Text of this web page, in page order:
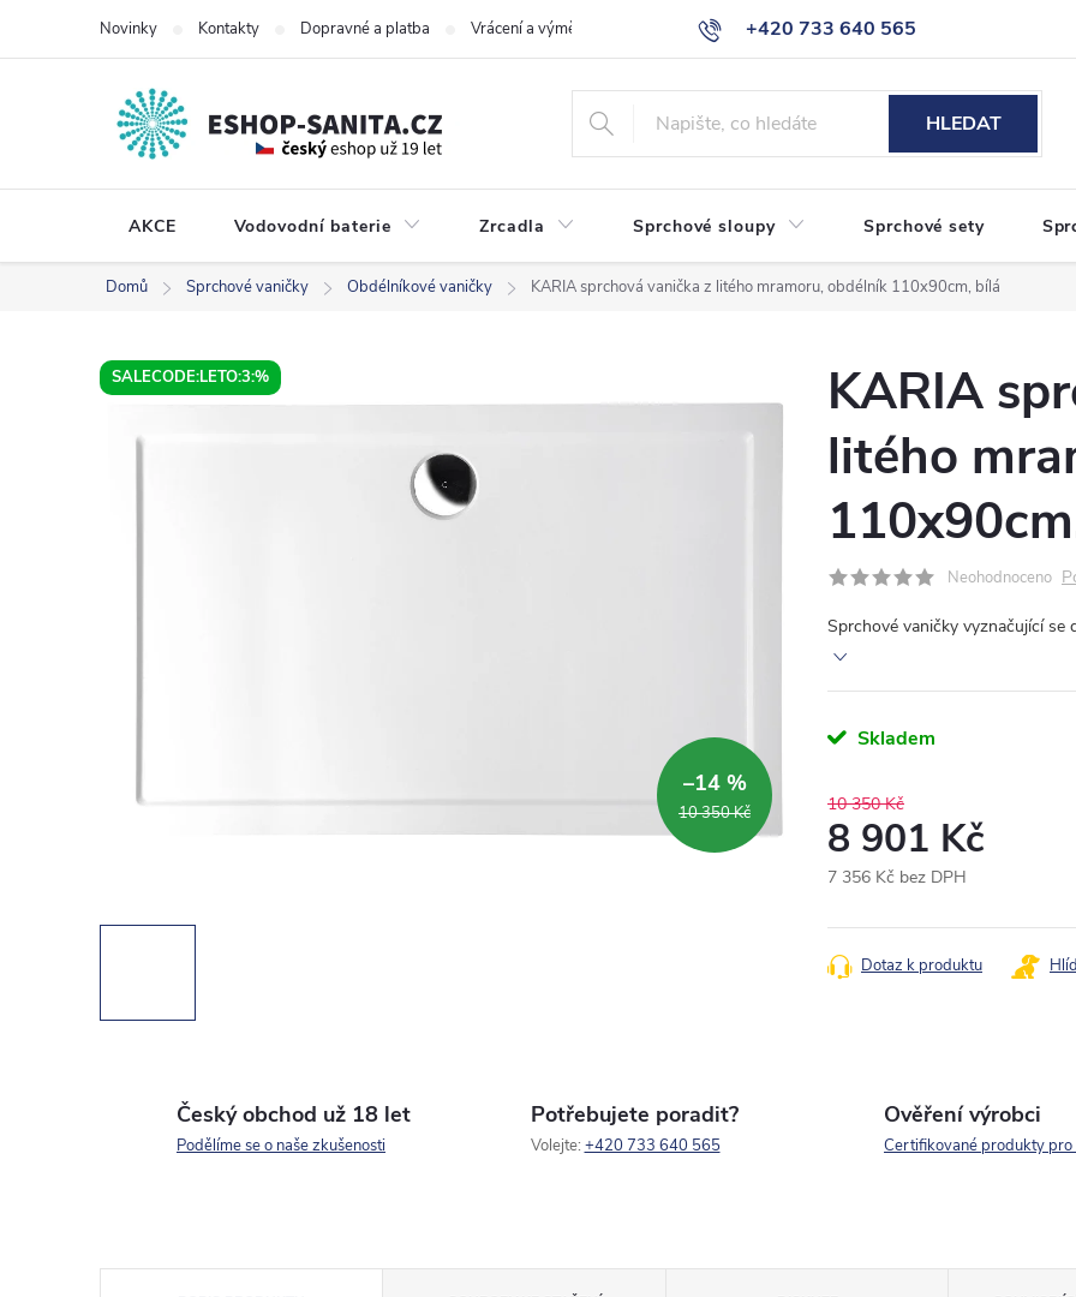
+420 733 640 565
info@eshop-sanita.cz
Novinky Kontakty Dopravné a platba Vrácení a výměna zboží Reklamace Obchodní podmínky
HLEDAT
AKCE Vodovodní baterie Zrcadla Sprchové sloupy Sprchové sety
Domů Sprchové vaničky Obdélníkové vaničky KARIA sprchová vanička z litého mramoru, obdélník 110x90cm, bílá
SALECODE:LETO:3:%
10 350 Kč
–14 %
KARIA
litého
Neohodnoceno
Sprchové vaničky vyznačující
Skladem
10 350 Kč
8 901 Kč
7 356 Kč bez DPH
cena:
Dotaz k produktu
Český obchod už 18 let
Podělíme se o naše zkušenosti
Potřebujete poradit?
Volejte: +420 733 640 565
Ověření výrobci
Certifikované produkty pro